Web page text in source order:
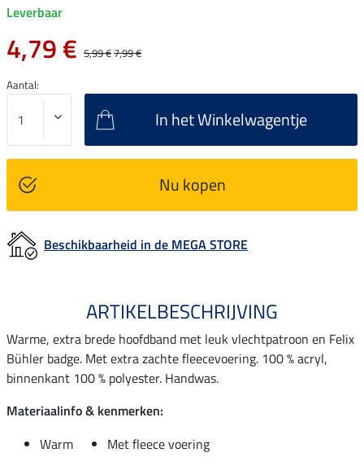
Leverbaar
4,79 € 5,99 €7,99 €
Aantal:
In het Winkelwagentje
Nu kopen
Beschikbaarheid in de MEGA STORE
ARTIKELBESCHRIJVING
Warme, extra brede hoofdband met leuk vlechtpatroon en Felix
Bühler badge. Met extra zachte fleecevoering. 100 % acryl,
binnenkant 100 % polyester. Handwas.
Materiaalinfo & kenmerken:
Warm
Met fleece voering